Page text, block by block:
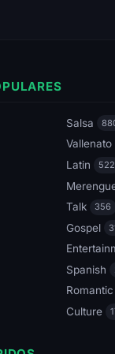
Salsa
Vallenato
Latin 522
Talk 356
Gospel
Spanish
Romantic
Culture